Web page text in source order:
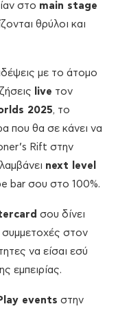
στο main stage
θρύλοι και
με το άτομο
live τον
2025, το
που θα σε κάνει να
Rift στην
next level
bar σου στο 100%.
σου δίνει
συμμετοχές στον
να είσαι εσύ
εμπειρίας.
events στην